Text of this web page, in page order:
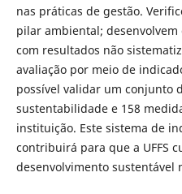
nas práticas de gestão.
pilar ambiental; desenvolvem
com resultados não
avaliação por meio de
possível validar um conjunto
sustentabilidade e 158
instituição. Este sistema de
contribuirá para que a UFFS
desenvolvimento sustentável